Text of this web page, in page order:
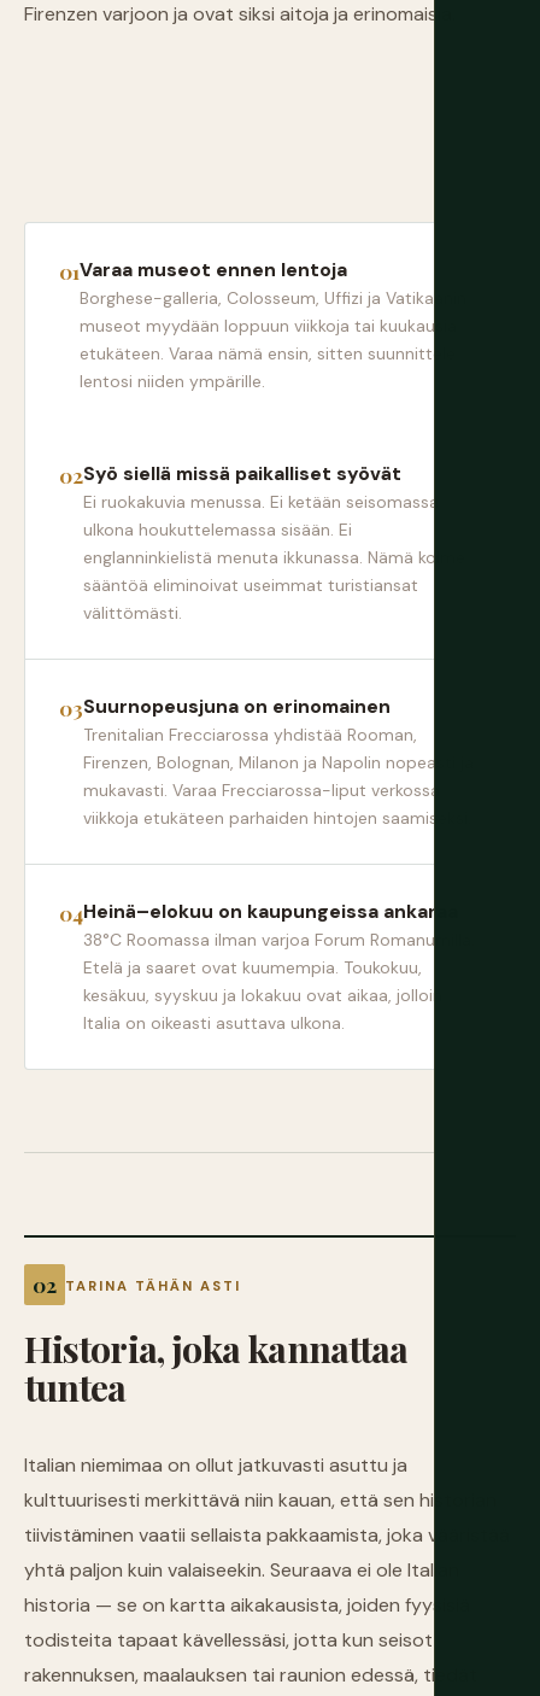
Firenzen varjoon ja ovat siksi aitoja ja erinomaisia.
Varaa museot ennen lentoja
Borghese-galleria, Colosseum, Uffizi ja Vatikaanin
museot myydään loppuun viikkoja tai kuukausia
etukäteen. Varaa nämä ensin, sitten suunnittele
lentosi niiden ympärille.
Syö siellä missä paikalliset syövät
Ei ruokakuvia menussa. Ei ketään seisomassa
ulkona houkuttelemassa sisään. Ei
englanninkielistä menuta ikkunassa. Nämä kolme
sääntöä eliminoivat useimmat turistiansat
välittömästi.
Suurnopeusjuna on erinomainen
Trenitalian Frecciarossa yhdistää Rooman,
Firenzen, Bolognan, Milanon ja Napolin nopeasti ja
mukavasti. Varaa Frecciarossa-liput verkossa
viikkoja etukäteen parhaiden hintojen saamiseksi.
Heinä–elokuu on kaupungeissa ankaraa
38°C Roomassa ilman varjoa Forum Romanumilla.
Etelä ja saaret ovat kuumempia. Toukokuu,
kesäkuu, syyskuu ja lokakuu ovat aikaa, jolloin
Italia on oikeasti asuttava ulkona.
TARINA TÄHÄN ASTI
Historia,jokakannattaa
tuntea
Italian niemimaa on ollut jatkuvasti asuttu ja
kulttuurisesti merkittävä niin kauan, että sen historian
tiivistäminen vaatii sellaista pakkaamista, joka vääristää
yhtä paljon kuin valaiseekin. Seuraava ei ole Italian
historia — se on kartta aikakausista, joiden fyysisiä
todisteita tapaat kävellessäsi, jotta kun seisot
rakennuksen, maalauksen tai raunion edessä, tiedät